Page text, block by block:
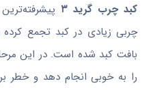
کبد چرب گرید ۳
چربی زیادی در کبد تجمع
بافت کبد شده است. در این
را به خوبی انجام دهد و خطر